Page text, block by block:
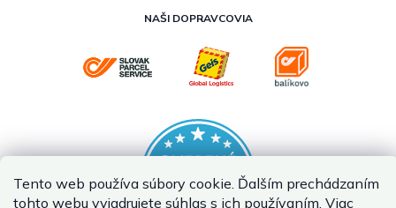
Tento web používa súbory cookie. Ďalším prechádzaním
tohto webu vyjadrujete súhlas s ich používaním. Viac
NAŠI DOPRAVCOVIA